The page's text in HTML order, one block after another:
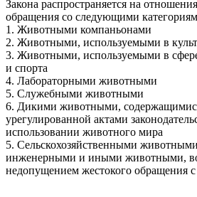
Закона распространяется на
обращения со следующими
1. Животными компаньонами
2. Животными, используемыми в
3. Животными, используемыми в
и спорта
4. Лабораторными животными
5. Служебными животными
6. Дикими животными,
урегулированной актами
использовании животного мира
5. Сельскохозяйственными
инженерными и иными животными,
недопущением жестокого обращения